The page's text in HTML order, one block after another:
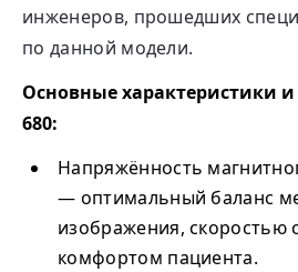
инженеров, прошедших
по данной модели.
Основные характеристики и
680:
Напряжённость
— оптимальный баланс
изображения, скоростью
комфортом пациента.